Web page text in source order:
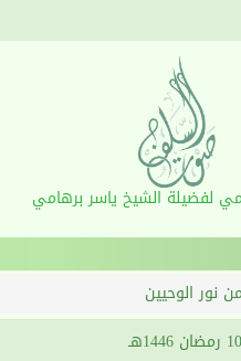
لفضيلة الشيخ ياسر برهامي
من نور الوحيين